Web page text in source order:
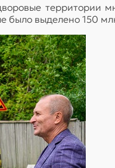
территории
было выделено 150